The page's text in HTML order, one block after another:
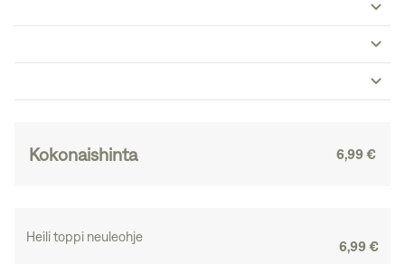
Kokonaishinta 6,99 €
Heili toppi neuleohje
6,99 €